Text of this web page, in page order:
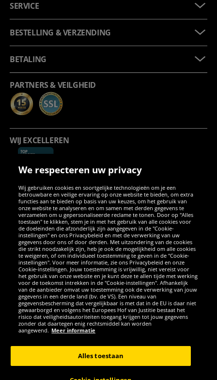
SERVICE
BESTELLING & VERZENDING
BETALING
PARTNERS & VEILGHEID
WIJ EXCELLEREN
SOCIALE MEDIA
FacebookInstagram
WhatsApp
TikTokTwitterYouTube
APPS
GER - Alle rechten voorbehouden
*Alle prijzen incl. wettelijke btw excl. verzendingskosten en eventueel
kosten voor levering ter plaatse, tenzij anderszins beschreven. 1Huidige
We respecteren uw privacy
Wij gebruiken cookies en soortgelijke technologieën om je een
betrouwbare en veilige ervaring op onze website te bieden, om extra
functies aan te bieden op basis van uw keuzes, om het gebruik van
onze website te analyseren en om samen met derden gegevens te
verzamelen om u gepersonaliseerde reclame te tonen. Door op "Alles
toestaan" te klikken, stem je in met het gebruik van alle cookies voor
de doeleinden die afzonderlijk zijn aangegeven in de "Cookie-
instellingen" en ons Privacybeleid en met de verwerking van uw
gegevens door ons of door derden. Met uitzondering van de cookies
die strikt noodzakelijk zijn, heb je ook de mogelijkheid om alle cookies
te weigeren, of om individueel toestemming te geven in de "Cookie-
instellingen". Voor meer informatie, zie ons Privacybeleid en onze
Cookie-instellingen. Jouw toestemming is vrijwillig, niet vereist voor
het gebruik van onze website en je kunt deze te allen tijde met werking
voor de toekomst intrekken in de "Cookie-instellingen". Afhankelijk
van de aanbieder omvat uw toestemming ook de verwerking van jouw
gegevens in een derde land (bv. de VS). Een niveau van
gegevensbescherming dat vergelijkbaar is met dat in de EU is daar niet
gewaarborgd en volgens het Europees Hof van Justitie bestaat het
risico dat veiligheidsautoriteiten toegang krijgen tot jouw gegevens
zonder dat daartegen enig rechtsmiddel kan worden
aangewend. Meer informatie
Alles toestaan